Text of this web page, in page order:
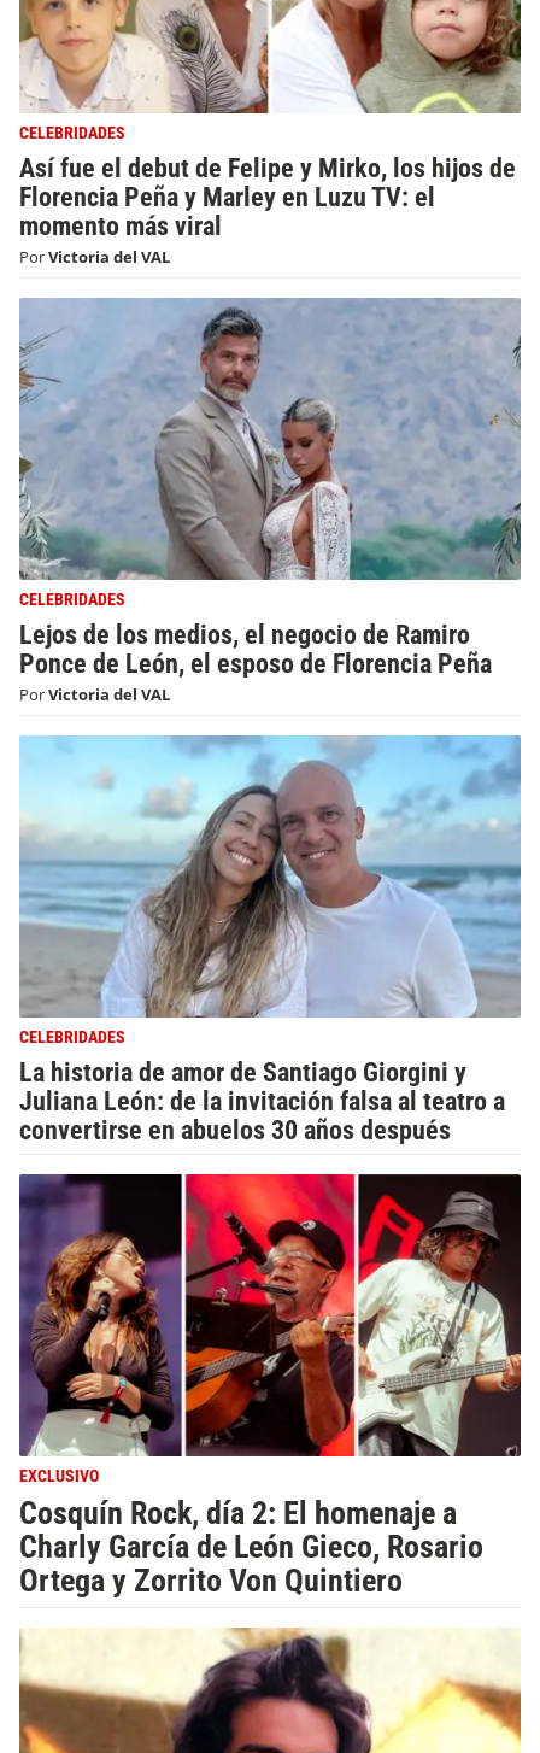
CELEBRIDADES
Así fue el debut de Felipe y Mirko, los hijos de
Florencia Peña y Marley en Luzu TV: el
momento más viral
PorVictoria del VAL
CELEBRIDADES
Lejos de los medios, el negocio de Ramiro
Ponce de León, el esposo de Florencia Peña
PorVictoria del VAL
CELEBRIDADES
La historia de amor de Santiago Giorgini y
Juliana León: de la invitación falsa al teatro a
convertirse en abuelos 30 años después
EXCLUSIVO
Cosquín Rock, día 2: El homenaje a
Charly García de León Gieco, Rosario
Ortega y Zorrito Von Quintiero